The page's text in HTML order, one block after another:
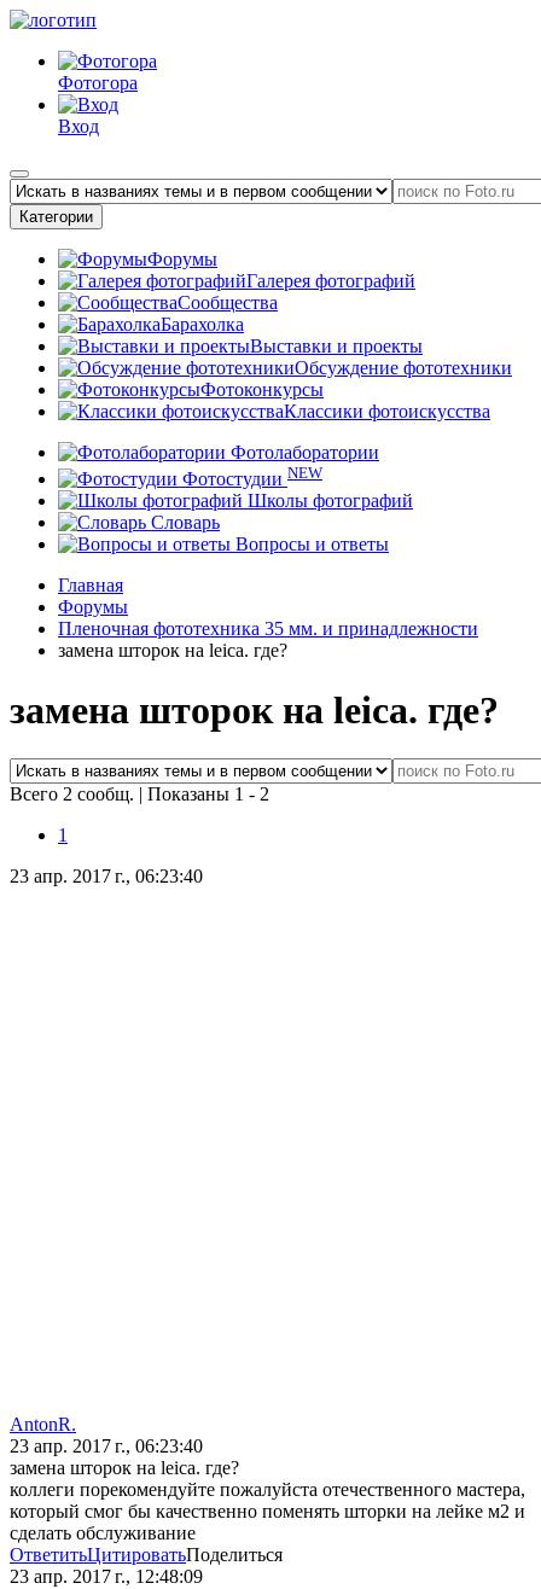
Фотогора
Вход
Категории
Форумы
Галерея фотографий
Сообщества
Барахолка
Выставки и проекты
Обсуждение фототехники
Фотоконкурсы
Классики фотоискусства
Фотолаборатории
Фотостудии NEW
Школы фотографий
Словарь
Вопросы и ответы
Главная
Форумы
Пленочная фототехника 35 мм. и принадлежности
замена шторок на leica. где?
замена шторок на leica. где?
Всего 2 сообщ. | Показаны 1 - 2
1
23 апр. 2017 г., 06:23:40
AntonR.
23 апр. 2017 г., 06:23:40
замена шторок на leica. где?
коллеги порекомендуйте пожалуйста отечественного мастера,
который смог бы качественно поменять шторки на лейке м2 и
сделать обслуживание
ОтветитьЦитироватьПоделиться
23 апр. 2017 г., 12:48:09